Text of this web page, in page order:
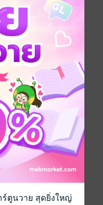
more on
and how that
are searching
are presenting
tone.
of all that is
affect us, and
we will one
live.
pdf
07 มิถุนายน 2556
48 หน้า
ร์ตูนวาย สุดยิ่งใหญ่